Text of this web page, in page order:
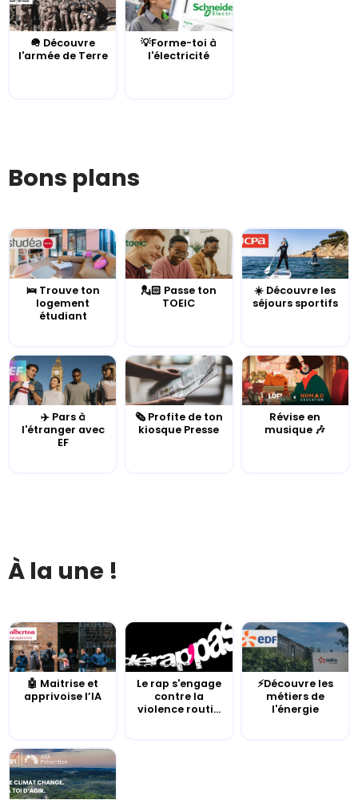
🪖 Découvre
l'armée de Terre
💡Forme-toi à
l'électricité
Bons plans
🛌 Trouve ton
logement
étudiant
💂🏻 Passe ton
TOEIC
☀️ Découvre les
séjours sportifs
✈️ Pars à
l'étranger avec
EF
🗞️ Profite de ton
kiosque Presse
Révise en
musique 🎶
À la une !
🤖 Maitrise et
apprivoise l’IA
Le rap s'engage
contre la
violence routi...
⚡Découvre les
métiers de
l'énergie